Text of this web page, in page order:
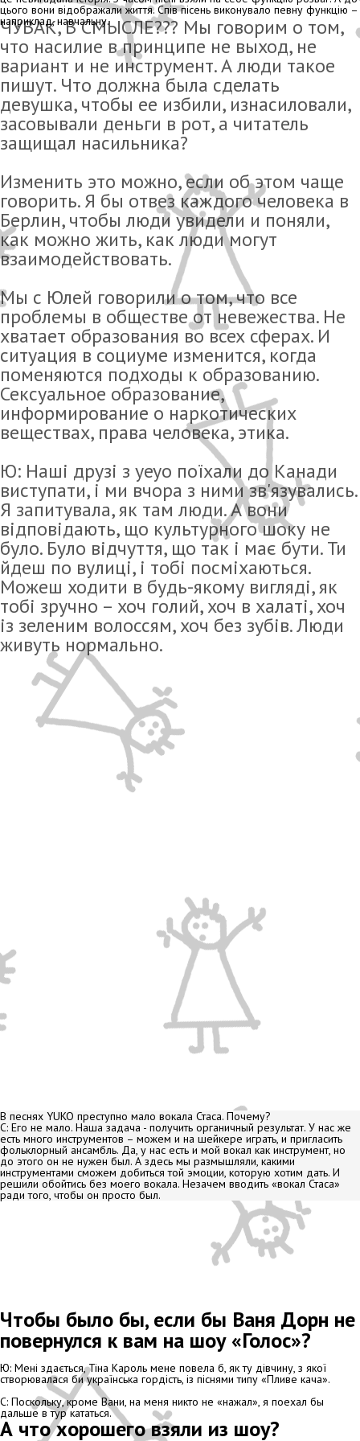
цього вони відображали життя. Спів пісень виконувало певну функцію –
наприклад, навчальну.
ЧУВАК, В СМЫСЛЕ??? Мы говорим о том,
что насилие в принципе не выход, не
вариант и не инструмент. А люди такое
пишут. Что должна была сделать
девушка, чтобы ее избили, изнасиловали,
засовывали деньги в рот, а читатель
защищал насильника?
Изменить это можно, если об этом чаще
говорить. Я бы отвез каждого человека в
Берлин, чтобы люди увидели и поняли,
как можно жить, как люди могут
взаимодействовать.
Мы с Юлей говорили о том, что все
проблемы в обществе от невежества. Не
хватает образования во всех сферах. И
ситуация в социуме изменится, когда
поменяются подходы к образованию.
Сексуальное образование,
информирование о наркотических
веществах, права человека, этика.
Ю: Наші друзі з yeyo поїхали до Канади
виступати, і ми вчора з ними зв'язувались.
Я запитувала, як там люди. А вони
відповідають, що культурного шоку не
було. Було відчуття, що так і має бути. Ти
йдеш по вулиці, і тобі посміхаються.
Можеш ходити в будь-якому вигляді, як
тобі зручно – хоч голий, хоч в халаті, хоч
із зеленим волоссям, хоч без зубів. Люди
живуть нормально.
В песнях YUKO преступно мало вокала Стаса. Почему?
С: Его не мало. Наша задача - получить органичный результат. У нас же
есть много инструментов – можем и на шейкере играть, и пригласить
фольклорный ансамбль. Да, у нас есть и мой вокал как инструмент, но
до этого он не нужен был. А здесь мы размышляли, какими
инструментами сможем добиться той эмоции, которую хотим дать. И
решили обойтись без моего вокала. Незачем вводить «вокал Стаса»
ради того, чтобы он просто был.
Чтобы было бы, если бы Ваня Дорн не
повернулся к вам на шоу «Голос»?
Ю: Мені здається, Тіна Кароль мене повела б, як ту дівчину, з якої
створювалася би українська гордість, із піснями типу «Пливе кача».
С: Поскольку, кроме Вани, на меня никто не «нажал», я поехал бы
дальше в тур кататься.
А что хорошего взяли из шоу?